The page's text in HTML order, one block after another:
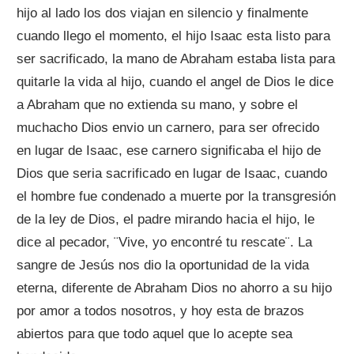
hijo al lado los dos viajan en silencio y finalmente
cuando llego el momento, el hijo Isaac esta listo para
ser sacrificado, la mano de Abraham estaba lista para
quitarle la vida al hijo, cuando el angel de Dios le dice
a Abraham que no extienda su mano, y sobre el
muchacho Dios envio un carnero, para ser ofrecido
en lugar de Isaac, ese carnero significaba el hijo de
Dios que seria sacrificado en lugar de Isaac, cuando
el hombre fue condenado a muerte por la transgresión
de la ley de Dios, el padre mirando hacia el hijo, le
dice al pecador, ¨Vive, yo encontré tu rescate¨. La
sangre de Jesús nos dio la oportunidad de la vida
eterna, diferente de Abraham Dios no ahorro a su hijo
por amor a todos nosotros, y hoy esta de brazos
abiertos para que todo aquel que lo acepte sea